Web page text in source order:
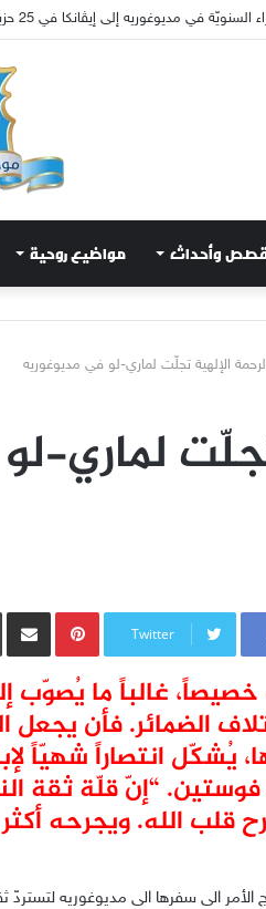
خمسة لتعويض قلب مريم الطاهر هذا ما
وأحداث مواضيع روحية
الإلهية تجلّت لماري-لو في مديوغوريه
لماري-
Twitter
Pinterest
خصيصاً، غالباً ما يُصوّب
الضمائر. فأن يجعل
يُشكّل انتصاراً شهيّاً
فوستين. “إنّ قلّة ثقة
قلب الله. ويجرحه
الى سفرها الى مديوغوريه لتستردّ